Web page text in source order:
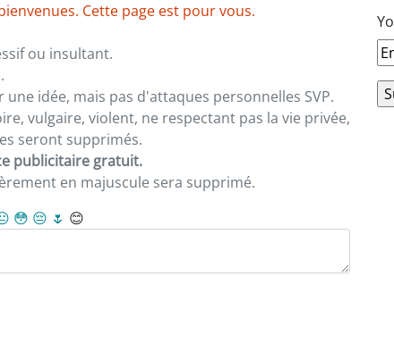
Cette page est pour vous.
ou insultant.
idée, mais pas d'attaques personnelles SVP.
vulgaire, violent, ne respectant pas la vie privée,
seront supprimés.
publicitaire gratuit.
en majuscule sera supprimé.
😳 😔 🌷 😊